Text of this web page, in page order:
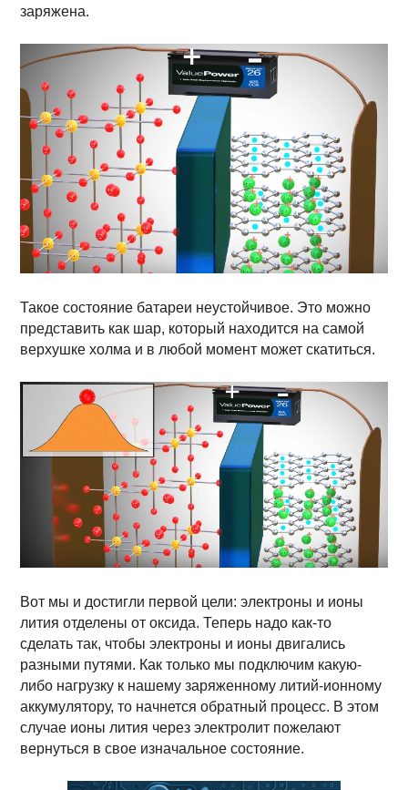
заряжена.
Такое состояние батареи неустойчивое. Это можно
представить как шар, который находится на самой
верхушке холма и в любой момент может скатиться.
Вот мы и достигли первой цели: электроны и ионы
лития отделены от оксида. Теперь надо как-то
сделать так, чтобы электроны и ионы двигались
разными путями. Как только мы подключим какую-
либо нагрузку к нашему заряженному литий-ионному
аккумулятору, то начнется обратный процесс. В этом
случае ионы лития через электролит пожелают
вернуться в свое изначальное состояние.